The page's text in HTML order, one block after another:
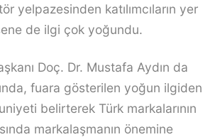
yelpazesinden katılımcıların yer
de ilgi çok yoğundu.
Doç. Dr. Mustafa Aydın da
fuara gösterilen yoğun ilgiden
belirterek Türk markalarının
markalaşmanın önemine